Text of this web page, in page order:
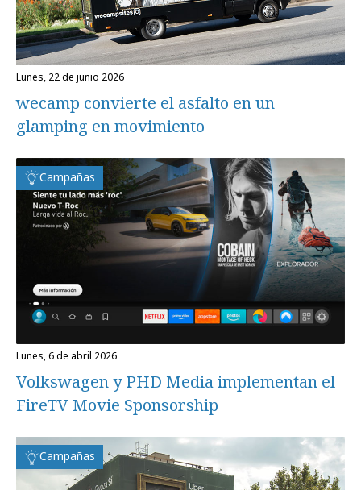
lunes, 22 de junio 2026
wecamp convierte el asfalto en un
glamping en movimiento
Campañas
lunes, 6 de abril 2026
Volkswagen y PHD Media implementan el
FireTV Movie Sponsorship
Campañas